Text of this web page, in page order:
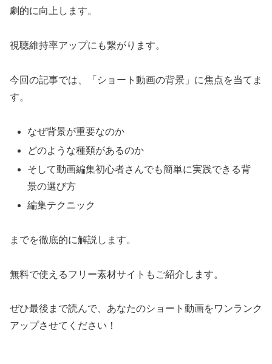
劇的に向上します。
視聴維持率アップにも繋がります。
今回の記事では、「ショート動画の背景」に焦点を当てま
す。
なぜ背景が重要なのか
どのような種類があるのか
そして動画編集初心者さんでも簡単に実践できる背
景の選び方
編集テクニック
までを徹底的に解説します。
無料で使えるフリー素材サイトもご紹介します。
ぜひ最後まで読んで、あなたのショート動画をワンランク
アップさせてください！